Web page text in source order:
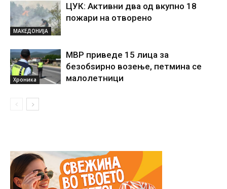
МАКЕДОНИЈА
ЦУК: Активни два од вкупно 18
пожари на отворено
Хроника
МВР приведе 15 лица за
безобѕирно возење, петмина се
малолетници